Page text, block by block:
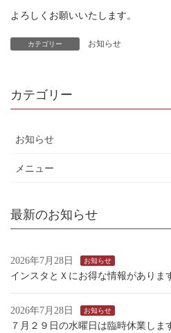
よろしくお願いいたします。
カテゴリー お知らせ
カテゴリー
お知らせ
メニュー
最新のお知らせ
2026年7月28日 お知らせ
インスタとＸにお得な情報がありま
2026年7月28日 お知らせ
７月２９日の水曜日は臨時休業しま